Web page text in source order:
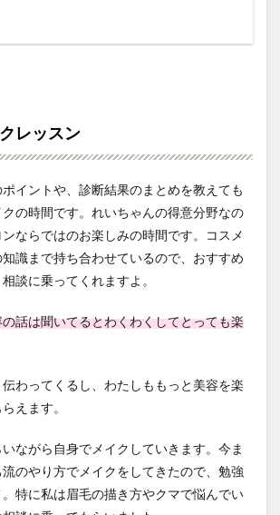
レッスン
イントや、診断結果のまとめを教えても
の時間です。れいちゃんの得意分野なの
ならではのお楽しみの時間です。コスメ
識まで持ち合わせているので、おすすめ
談に乗ってくれますよ。
話は聞いてるとわくわくしてとっても楽
わってくるし、わたしももっと美容を楽
えます。
ながら自身でメイクしていきます。今ま
のやり方でメイクをしてきたので、勉強
特に私は眉毛の描き方やクマで悩んでい